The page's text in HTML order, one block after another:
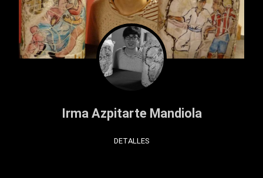
Irma Azpitarte Mandiola
DETALLES